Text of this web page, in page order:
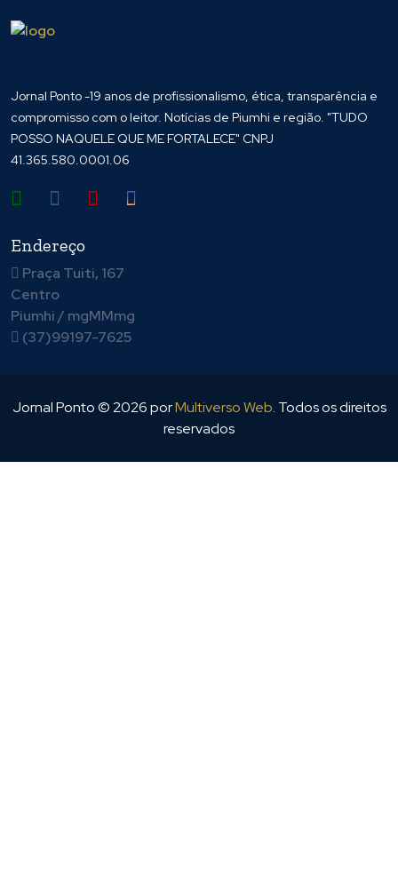
Jornal Ponto -19 anos de profissionalismo, ética, transparência e
compromisso com o leitor. Notícias de Piumhi e região. "TUDO
POSSO NAQUELE QUE ME FORTALECE" CNPJ
41.365.580.0001.06
Endereço
Praça Tuiti, 167
Centro
Piumhi / mgMMmg
(37)99197-7625
Jornal Ponto ©2026porMultiverso Web. Todos os direitos
reservados